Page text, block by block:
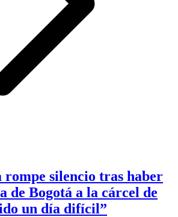
rompe silencio tras haber
de Bogotá a la cárcel de
un día difícil”